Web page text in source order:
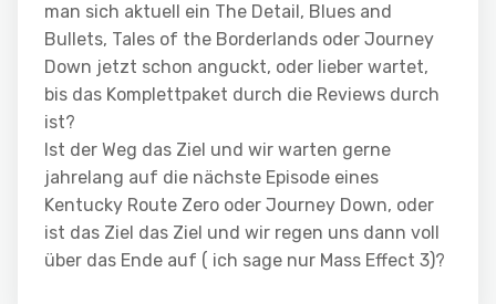
man sich aktuell ein The Detail, Blues and
Bullets, Tales of the Borderlands oder Journey
Down jetzt schon anguckt, oder lieber wartet,
bis das Komplettpaket durch die Reviews durch
ist?
Ist der Weg das Ziel und wir warten gerne
jahrelang auf die nächste Episode eines
Kentucky Route Zero oder Journey Down, oder
ist das Ziel das Ziel und wir regen uns dann voll
über das Ende auf ( ich sage nur Mass Effect 3)?